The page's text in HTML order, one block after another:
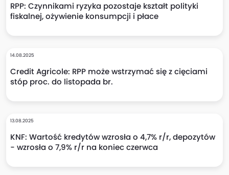
RPP: Czynnikami ryzyka pozostaje kształt polityki
fiskalnej, ożywienie konsumpcji i płace
14.08.2025
Credit Agricole: RPP może wstrzymać się z cięciami
stóp proc. do listopada br.
13.08.2025
KNF: Wartość kredytów wzrosła o 4,7% r/r, depozytów
- wzrosła o 7,9% r/r na koniec czerwca